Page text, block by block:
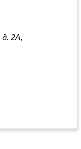
д. 2А,